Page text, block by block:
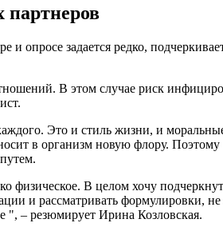
партнеров
и опросе задается редко,
В этом случае риск
Это и стиль жизни, и
в организм новую флору.
физическое. В целом хочу
и рассматривать формулировки,
", – резюмирует Ирина Козловская.